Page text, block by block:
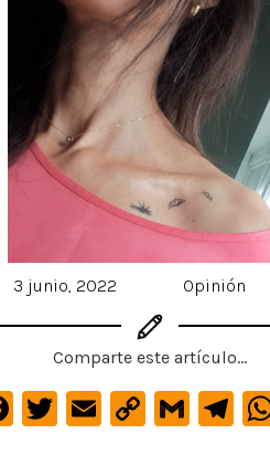
3 junio, 2022 Opinión
Comparte este artículo...
F
T
E
C G Te